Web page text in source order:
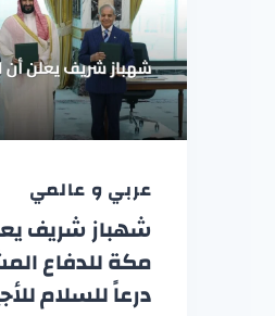
عربي و عالمي
شهباز شريف
مكة للدفاع
درعاً للسلام